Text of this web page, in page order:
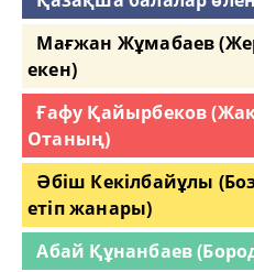
Мағжан Жұмабаев
екен)
Ғафу Қайырбеков
Отаның)
Әбіш Кекілбайұлы
етіп жанары)
Абай Құнанбаев